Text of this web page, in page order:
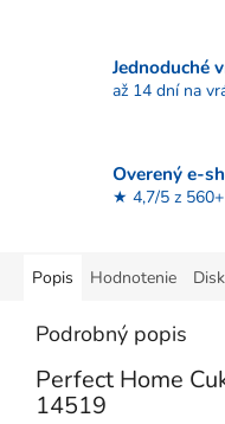
Jednoduché
až 14 dní na
Overený e-
★ 4,7/5 z
Popis Hodnotenie
Podrobný popis
Perfect Home
14519